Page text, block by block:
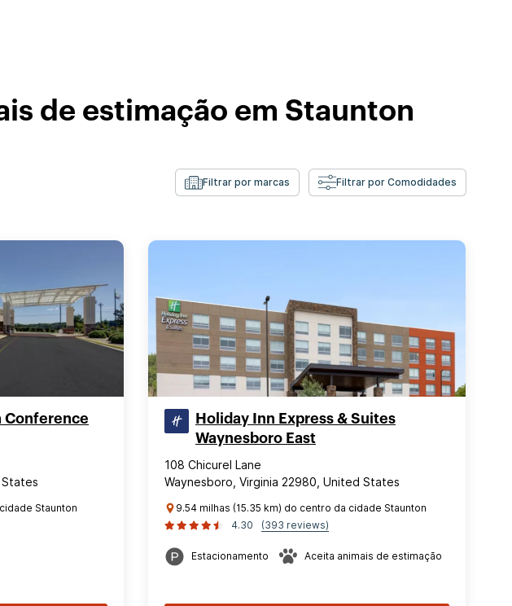
de estimação em Staunton
Filtrar por marcas Filtrar por Comodidades
Conference
Staunton
Holiday Inn Express & Suites
Waynesboro East
108 Chicurel Lane
Waynesboro, Virginia 22980, United States
9.54 milhas (15.35 km) do centro da cidade Staunton
4.30
(393 reviews)
Estacionamento Aceita animais de estimação